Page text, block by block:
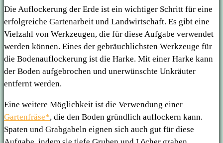
Die Auflockerung der Erde ist ein wichtiger Schritt für eine
erfolgreiche Gartenarbeit und Landwirtschaft. Es gibt eine
Vielzahl von Werkzeugen, die für diese Aufgabe verwendet
werden können. Eines der gebräuchlichsten Werkzeuge für
die Bodenauflockerung ist die Harke. Mit einer Harke kann
der Boden aufgebrochen und unerwünschte Unkräuter
entfernt werden.
Eine weitere Möglichkeit ist die Verwendung einer
Gartenfräse*, die den Boden gründlich auflockern kann.
Spaten und Grabgabeln eignen sich auch gut für diese